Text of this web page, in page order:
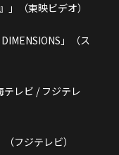
」（東映ビデオ）
」（ス
レビ / フジテレ
フジテレビ）